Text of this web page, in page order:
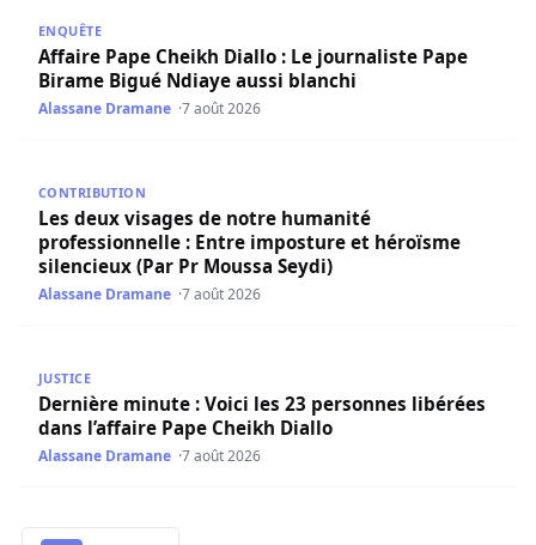
ENQUÊTE
Affaire Pape Cheikh Diallo : Le journaliste Pape
Birame Bigué Ndiaye aussi blanchi
Alassane Dramane 7 août 2026
CONTRIBUTION
Les deux visages de notre humanité
professionnelle : Entre imposture et héroïsme
silencieux (Par Pr Moussa Seydi)
Alassane Dramane 7 août 2026
JUSTICE
Dernière minute : Voici les 23 personnes libérées
dans l’affaire Pape Cheikh Diallo
Alassane Dramane 7 août 2026